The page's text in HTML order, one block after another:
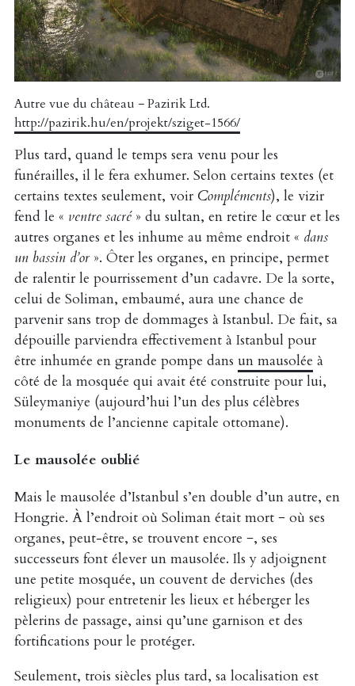
Autre vue du château − Pazirik Ltd.
http://pazirik.hu/en/projekt/sziget-1566/
Plus tard, quand le temps sera venu pour les
funérailles, il le fera exhumer. Selon certains textes (et
certains textes seulement, voir Compléments), le vizir
fend le « ventre sacré» du sultan, en retire le cœur et les
autres organes et les inhume au même endroit « dans
un bassin d’or». Ôter les organes, en principe, permet
de ralentir le pourrissement d’un cadavre. De la sorte,
celui de Soliman, embaumé, aura une chance de
parvenir sans trop de dommages à Istanbul. De fait, sa
dépouille parviendra effectivement à Istanbul pour
être inhumée en grande pompe dans un mausolée à
côté de la mosquée qui avait été construite pour lui,
Süleymaniye (aujourd’hui l’un des plus célèbres
monuments de l’ancienne capitale ottomane).
Le mausolée oublié
Mais le mausolée d’Istanbul s’en double d’un autre, en
Hongrie. À l’endroit où Soliman était mort − où ses
organes, peut-être, se trouvent encore −, ses
successeurs font élever un mausolée. Ils y adjoignent
une petite mosquée, un couvent de derviches (des
religieux) pour entretenir les lieux et héberger les
pèlerins de passage, ainsi qu’une garnison et des
fortifications pour le protéger.
Seulement, trois siècles plus tard, sa localisation est